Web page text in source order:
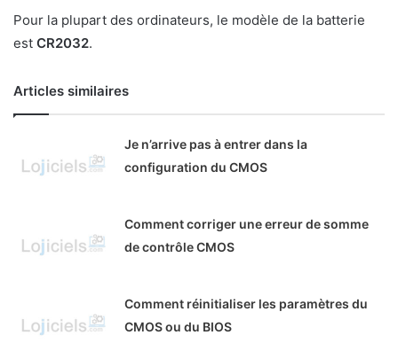
Pour la plupart des ordinateurs, le modèle de la batterie
est CR2032.
Articles similaires
Je n’arrive pas à entrer dans la
configuration du CMOS
Comment corriger une erreur de somme
de contrôle CMOS
Comment réinitialiser les paramètres du
CMOS ou du BIOS